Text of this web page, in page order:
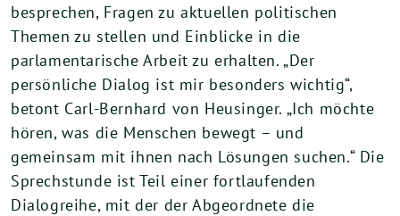
besprechen, Fragen zu aktuellen politischen
Themen zu stellen und Einblicke in die
parlamentarische Arbeit zu erhalten. „Der
persönliche Dialog ist mir besonders wichtig“,
betont Carl-Bernhard von Heusinger. „Ich möchte
hören, was die Menschen bewegt – und
gemeinsam mit ihnen nach Lösungen suchen.“ Die
Sprechstunde ist Teil einer fortlaufenden
Dialogreihe, mit der der Abgeordnete die